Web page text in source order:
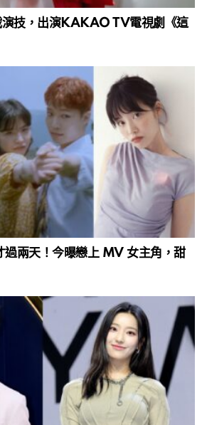
技，出演KAKAO TV電視劇《這
兩天！今曝戀上 MV 女主角，甜